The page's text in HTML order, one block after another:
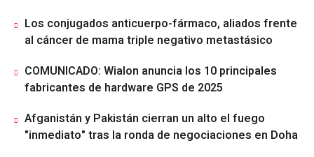
Los conjugados anticuerpo-fármaco, aliados frente
al cáncer de mama triple negativo metastásico
COMUNICADO: Wialon anuncia los 10 principales
fabricantes de hardware GPS de 2025
Afganistán y Pakistán cierran un alto el fuego
"inmediato" tras la ronda de negociaciones en Doha